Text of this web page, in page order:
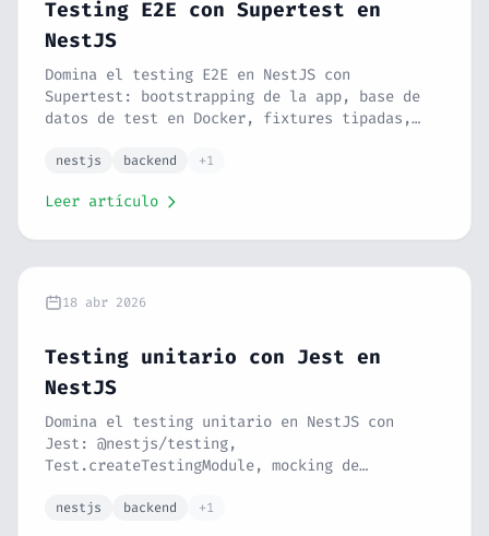
Testing E2E con Supertest en
NestJS
Domina el testing E2E en NestJS con
Supertest: bootstrapping de la app, base de
datos de test en Docker, fixtures tipadas,
protegido, validación de respuestas, helper
entre tests y CI pipeline con GitHub Actions.
nestjs backend +1
Leer artículo
18 abr 2026
Testing unitario con Jest en
NestJS
Domina el testing unitario en NestJS con
Jest: @nestjs/testing,
Test.createTestingModule, mocking de
jest.spyOn, testear controllers, services,
nestjs backend +1